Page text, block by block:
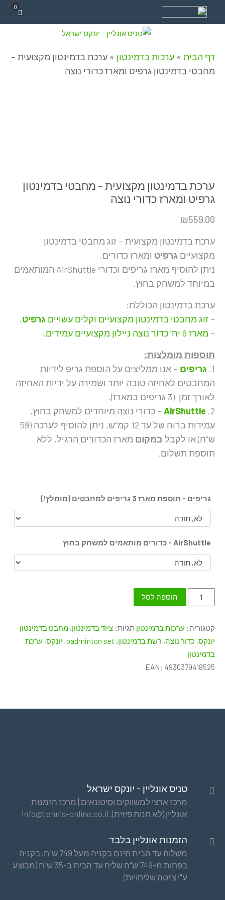
0
דף הבית » ערכות בדמינטון » ערכת בדמינטון מקצועית –
מחבטי בדמינטון גרפיט ומארז כדורי נוצה
ערכת בדמינטון מקצועית – מחבטי בדמינטון
גרפיט ומארז כדורי נוצה
₪559.00
ערכת בדמינטון מקצועית – זוג מחבטי בדמינטון
מקצועיים גרפיט ומארז כדורים.
ניתן להוסיף מארז גריפים וכדורי AirShuttle המותאמים
במיוחד למשחק בחוץ.
ערכת בדמינטון הכוללת:
– זוג מחבטי בדמינטון מקצועיים וקלים עשויים גרפיט.
– מארז 6 יח’ כדור נוצה ניילון מקצועיים עמידים.
תוספות מומלצות:
1. גריפים – אנו ממליצים על הוספת גריפ לידיות
המחבטים לאחיזה טובה יותר ושמירה על ידיות האחיזה
לאורך זמן (3 גריפים במארז).
2.
AirShuttle – כדורי נוצה מיוחדים למשחק בחוץ,
עמידות ברוח של עד 12 קמ”ש. ניתן להוסיף לערכה (59
ש”ח) או לקבל במקום מארז הכדורים הרגיל, ללא
תוספת תשלום.
גריפים - תוספת מארז 3 גריפים למחבטים (מומלץ!)
AirShuttle - כדורים מותאמים למשחק בחוץ
כמות
של
בדמינטון
מקצועית
-
מחבטי
הוספה לסל
קטגוריה: ערכות בדמינטון תגיות: ציוד בדמינטון, מחבט בדמינטון
יונקס, כדור נוצה, רשת בדמינטון,
badminton set
, יונקס, ערכת
בדמינטון
EAN: 4930379418525
טניס אונליין - יונקס ישראל
מרכז ארצי למשווקים וסיטונאים | מרכז הזמנות
אונליין (לא חנות פיזית). info@tennis-online.co.il
הזמנות אונליין בלבד
משלוח עד הבית חינם בקניה מעל 749 ש"ח. בקניה
בפחות מ-749 ש"ח שליח עד הבית ב-35 ש"ח (מבוצע
ע"י צ'יטה שליחויות)